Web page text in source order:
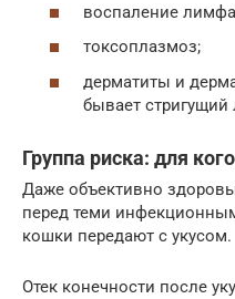
воспаление
токсоплазмоз;
дерматиты и
бывает
Группа риска: для
Даже объективно
перед теми
кошки передают с укусом.
Отек конечности после